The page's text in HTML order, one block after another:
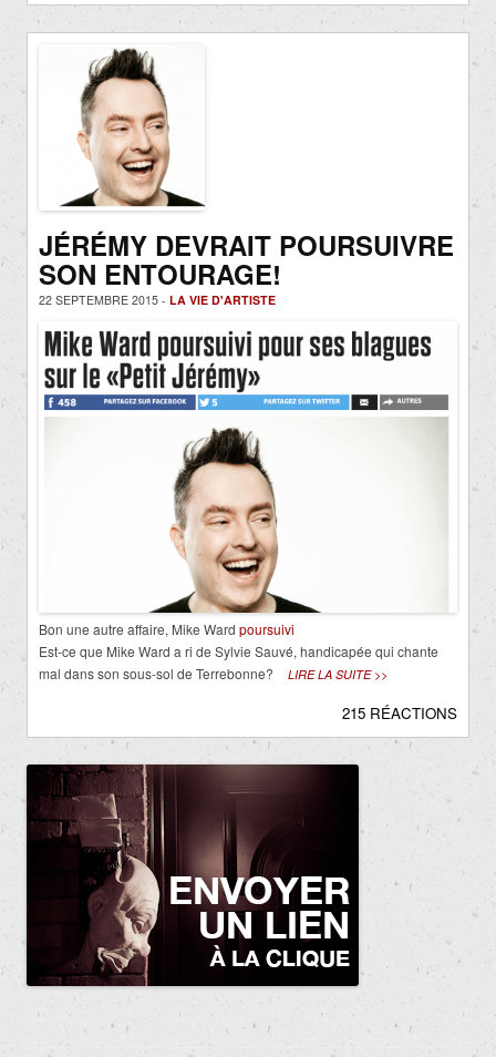
JÉRÉMY DEVRAIT POURSUIVRE
SON ENTOURAGE!
22 SEPTEMBRE 2015 - LA VIE D'ARTISTE
Bon une autre affaire, Mike Ward poursuivi
Est-ce que Mike Ward a ri de Sylvie Sauvé, handicapée qui chante
mal dans son sous-sol de Terrebonne?
LIRE LA SUITE >>
215 RÉACTIONS